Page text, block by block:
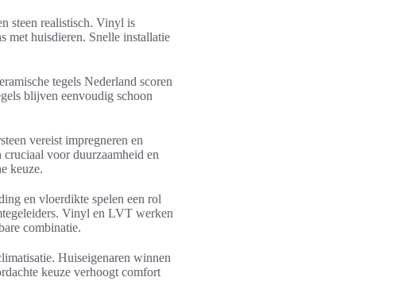
steen realistisch. Vinyl is
met huisdieren. Snelle installatie
tegels Nederland scoren
blijven eenvoudig schoon
vereist impregneren en
voor duurzaamheid en
keuze.
en vloerdikte spelen een rol
Vinyl en LVT werken
combinatie.
Huiseigenaren winnen
keuze verhoogt comfort